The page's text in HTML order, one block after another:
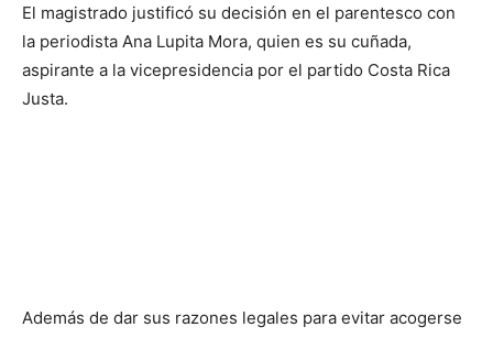
El magistrado justificó su decisión en el parentesco con
la periodista Ana Lupita Mora, quien es su cuñada,
aspirante a la vicepresidencia por el partido Costa Rica
Justa.
Además de dar sus razones legales para evitar acogerse